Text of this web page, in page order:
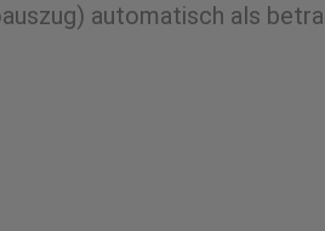
automatisch als